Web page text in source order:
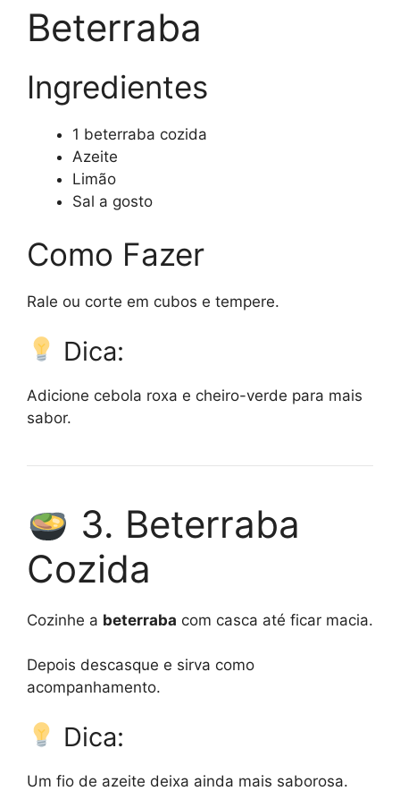
Beterraba
Ingredientes
1 beterraba cozida
Azeite
Limão
Sal a gosto
Como Fazer
Rale ou corte em cubos e tempere.
Dica:
Adicione cebola roxa e cheiro-verde para mais
sabor.
3. Beterraba
Cozida
Cozinhe a beterraba com casca até ficar macia.
Depois descasque e sirva como
acompanhamento.
Dica:
Um fio de azeite deixa ainda mais saborosa.